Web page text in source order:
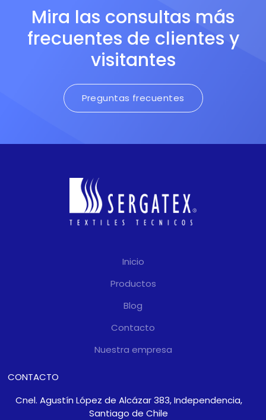
Mira las consultas más
frecuentes de clientes y
visitantes
Preguntas frecuentes
Inicio
Productos
Blog
Contacto
Nuestra empresa
CONTACTO
Cnel. Agustín López de Alcázar 383, Independencia,
Santiago de Chile